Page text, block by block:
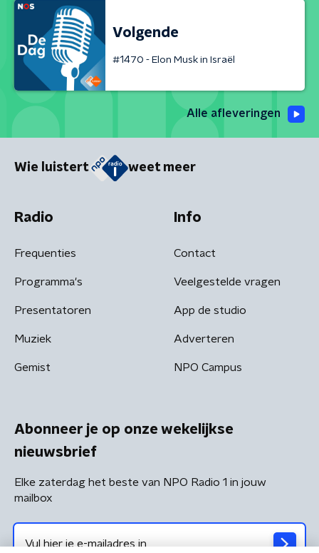
Volgende
#1470 - Elon Musk in Israël
Alle afleveringen
Wie luistert weet meer
Radio
Frequenties
Programma's
Presentatoren
Muziek
Gemist
Info
Contact
Veelgestelde vragen
App de studio
Adverteren
NPO Campus
Abonneer je op onze wekelijkse
nieuwsbrief
Elke zaterdag het beste van NPO Radio 1 in jouw
mailbox